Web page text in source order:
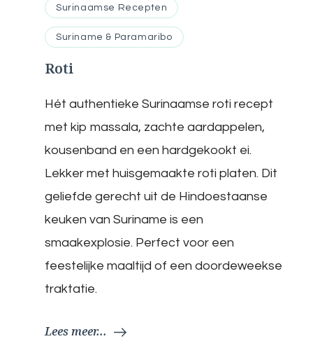
Surinaamse Recepten
Suriname & Paramaribo
Roti
Hét authentieke Surinaamse roti recept
met kip massala, zachte aardappelen,
kousenband en een hardgekookt ei.
Lekker met huisgemaakte roti platen. Dit
geliefde gerecht uit de Hindoestaanse
keuken van Suriname is een
smaakexplosie. Perfect voor een
feestelijke maaltijd of een doordeweekse
traktatie.
Lees meer...